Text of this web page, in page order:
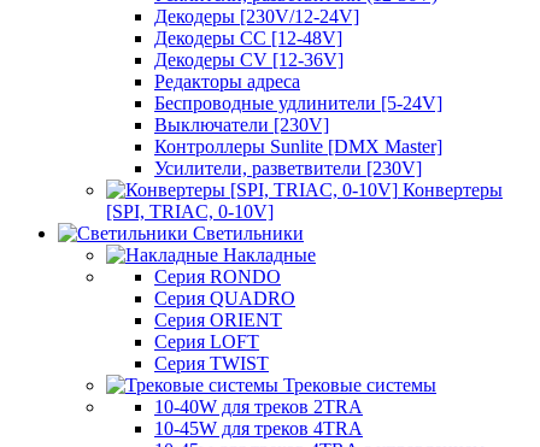
Декодеры [230V/12-24V]
Декодеры CC [12-48V]
Декодеры CV [12-36V]
Редакторы адреса
Беспроводные удлинители [5-24V]
Выключатели [230V]
Контроллеры Sunlite [DMX Master]
Усилители, разветвители [230V]
Конвертеры
[SPI, TRIAC, 0-10V]
Светильники
Накладные
Серия RONDO
Серия QUADRO
Серия ORIENT
Серия LOFT
Серия TWIST
Трековые системы
10-40W для треков 2TRA
10-45W для треков 4TRA